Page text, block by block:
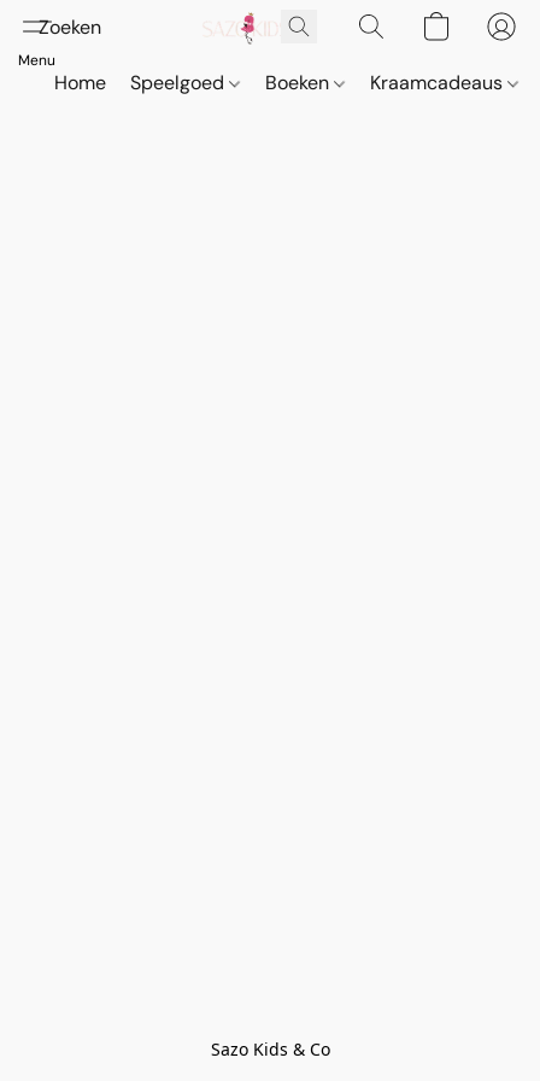
Home Speelgoed Boeken Kraamcadeaus
Sazo Kids & Co